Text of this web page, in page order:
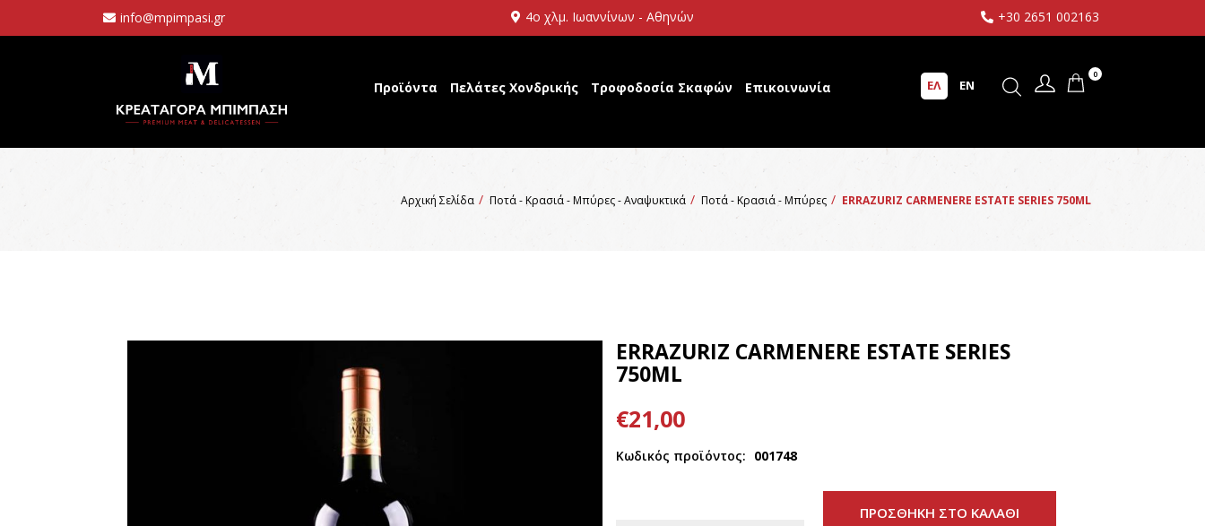
info@mpimpasi.gr 4ο χλμ. Ιωαννίνων - Αθηνών +30 2651 002163
Προϊόντα Πελάτες Χονδρικής Τροφοδοσία Σκαφών Επικοινωνία ΕΛ EN
0
Αρχική Σελίδα Ποτά - Κρασιά - Μπύρες - Αναψυκτικά Ποτά - Κρασιά - Μπύρες ERRAZURIZ CARMENERE ESTATE SERIES 750ML
ERRAZURIZ CARMENERE ESTATE SERIES
750ML
€21,00
Κωδικός προϊόντος: 001748